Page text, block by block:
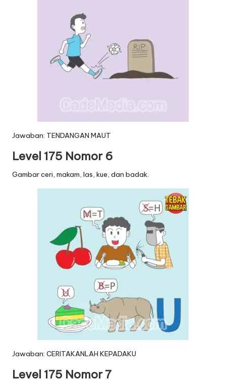
Jawaban: TENDANGAN MAUT
Level 175 Nomor 6
Gambar ceri, makam, las, kue, dan badak.
Jawaban: CERITAKANLAH KEPADAKU
Level 175 Nomor 7